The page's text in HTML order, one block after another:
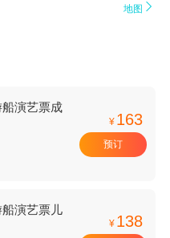
地图 
演艺票成
¥ 163
预订
演艺票儿
¥ 138